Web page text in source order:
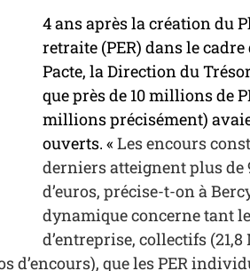
4 ans après la création du
retraite (PER) dans le cadre
Pacte, la Direction du
que près de 10 millions de
millions précisément)
ouverts. « Les encours
derniers atteignent plus de
d’euros, précise-t-on à
dynamique concerne tant
d’entreprise, collectifs (21,8
d’encours), que les PER